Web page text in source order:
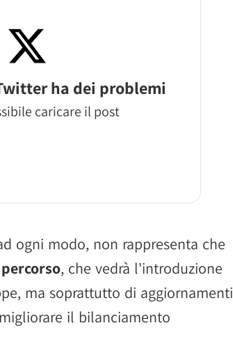
ha dei problemi
caricare il post
ogni modo, non rappresenta che
, che vedrà l'introduzione
ma soprattutto di aggiornamenti
il bilanciamento